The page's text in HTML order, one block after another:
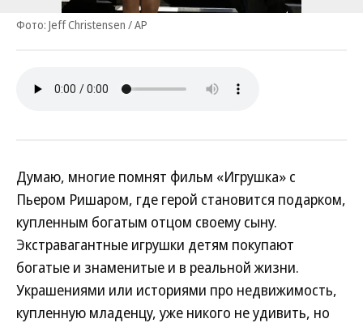
Фото: Jeff Christensen / AP
Думаю, многие помнят фильм «Игрушка» с
Пьером Ришаром, где герой становится подарком,
купленным богатым отцом своему сыну.
Экстравагантные игрушки детям покупают
богатые и знаменитые и в реальной жизни.
Украшениями или историями про недвижимость,
купленную младенцу, уже никого не удивить, но